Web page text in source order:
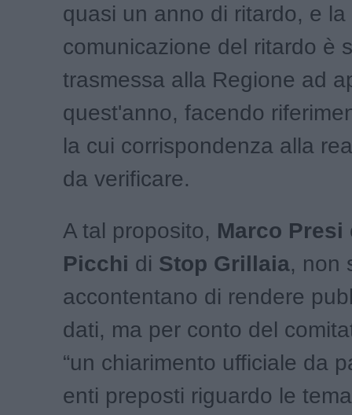
quasi un anno di ritardo, e la
comunicazione del ritardo è
trasmessa alla Regione ad
quest'anno, facendo
la cui corrispondenza alla
da verificare.
A tal proposito, Marco Presi
Picchi di Stop Grillaia, non
accontentano di rendere
dati, ma per conto del
“un chiarimento ufficiale da
enti preposti riguardo le